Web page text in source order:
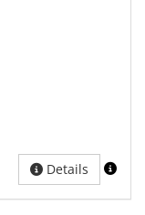
Details